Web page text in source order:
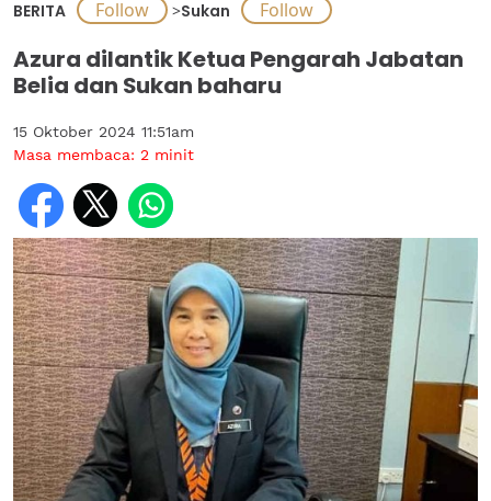
BERITA >Sukan
Azura dilantik Ketua Pengarah Jabatan
Belia dan Sukan baharu
15 Oktober 2024 11:51am
Masa membaca: 2 minit